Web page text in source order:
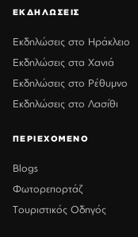
ΕΚΔΗΛΩΣΕΙΣ
Εκδηλώσεις στο Ηράκλειο
Εκδηλώσεις στα Χανιά
Εκδηλώσεις στο Ρέθυμνο
Εκδηλώσεις στο Λασίθι
ΠΕΡΙΕΧΟΜΕΝΟ
Blogs
Φωτορεπορτάζ
Τουριστικός Οδηγός